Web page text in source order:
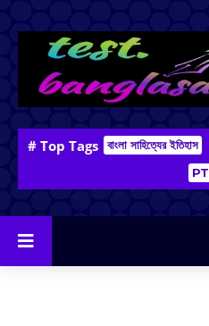
# Top Tags বাংলা সাহিত্যের ইতিহাস
PT